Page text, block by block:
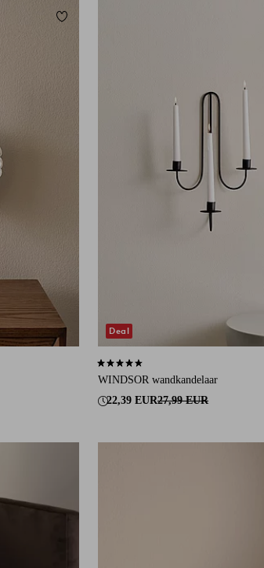
Toevoegen aan favorieten
WINDSOR wandkandelaar
22,39 EUR27,99 EUR
4,7 op basis van 7 beoordelingen
Deal